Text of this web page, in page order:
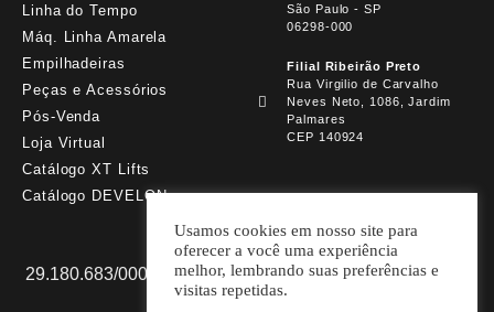
Linha do Tempo
Máq. Linha Amarela
Empilhadeiras
Peças e Acessórios
Pós-Venda
Loja Virtual
Catálogo XT Lifts
Catálogo DEVELON
São Paulo - SP
06298-000
Filial Ribeirão Preto
Rua Virgilio de Carvalho
Neves Neto, 1086, Jardim
Palmares
CEP 140924
29.180.683/0001-98 AUXTER SP MÁQUINAS E PARTS
LTDA.
Usamos cookies em nosso site para
oferecer a você uma experiência
melhor, lembrando suas preferências e
visitas repetidas.